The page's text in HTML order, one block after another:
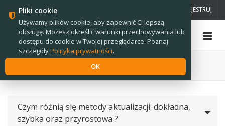
ZAREJESTRUJ
Strona główna › Oprogramowanie › A2C › Pytania /
Czym różnią się metody aktualizacji: dokładna,
szybka oraz przyrostowa ?
Pliki cookie
Używamy plików cookie, aby zapewnić Ci lepszą
obsługę. Możesz określić warunki przechowywania lub
dostępu do cookie w Twojej przeglądarce. Poznaj
szczegółyPolityka prywatności.
OK